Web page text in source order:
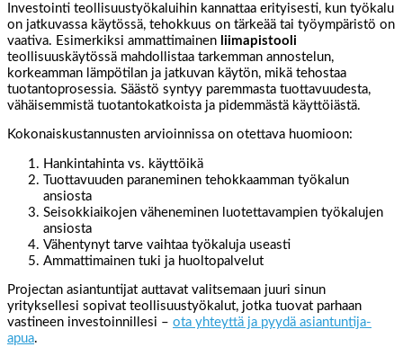
Investointi teollisuustyökaluihin kannattaa erityisesti, kun työkalu
on jatkuvassa käytössä, tehokkuus on tärkeää tai työympäristö on
vaativa. Esimerkiksi ammattimainen liimapistooli
teollisuuskäytössä mahdollistaa tarkemman annostelun,
korkeamman lämpötilan ja jatkuvan käytön, mikä tehostaa
tuotantoprosessia. Säästö syntyy paremmasta tuottavuudesta,
vähäisemmistä tuotantokatkoista ja pidemmästä käyttöiästä.
Kokonaiskustannusten arvioinnissa on otettava huomioon:
Hankintahinta vs. käyttöikä
Tuottavuuden paraneminen tehokkaamman työkalun
ansiosta
Seisokkiaikojen väheneminen luotettavampien työkalujen
ansiosta
Vähentynyt tarve vaihtaa työkaluja useasti
Ammattimainen tuki ja huoltopalvelut
Projectan asiantuntijat auttavat valitsemaan juuri sinun
yrityksellesi sopivat teollisuustyökalut, jotka tuovat parhaan
vastineen investoinnillesi – ota yhteyttä ja pyydä asiantuntija-
apua.